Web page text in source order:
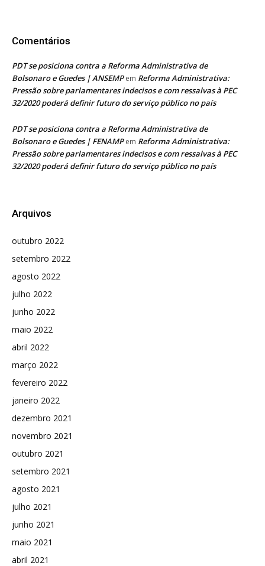
Comentários
PDT se posiciona contra a Reforma Administrativa de
Bolsonaro e Guedes | ANSEMPem Reforma Administrativa:
Pressão sobre parlamentares indecisos e com ressalvas à PEC
32/2020 poderá definir futuro do serviço público no país
PDT se posiciona contra a Reforma Administrativa de
Bolsonaro e Guedes | FENAMPem Reforma Administrativa:
Pressão sobre parlamentares indecisos e com ressalvas à PEC
32/2020 poderá definir futuro do serviço público no país
Arquivos
outubro 2022
setembro 2022
agosto 2022
julho 2022
junho 2022
maio 2022
abril 2022
março 2022
fevereiro 2022
janeiro 2022
dezembro 2021
novembro 2021
outubro 2021
setembro 2021
agosto 2021
julho 2021
junho 2021
maio 2021
abril 2021